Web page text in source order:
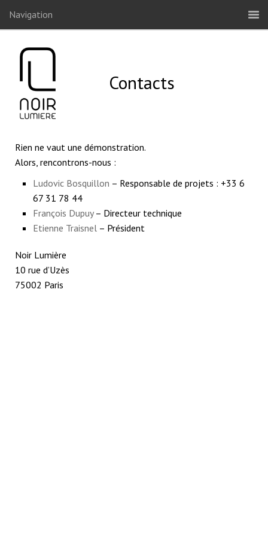
Navigation
Contacts
Rien ne vaut une démonstration.
Alors, rencontrons-nous :
Ludovic Bosquillon – Responsable de projets : +33 6
67 31 78 44‬
François Dupuy– Directeur technique
Etienne Traisnel – Président
Noir Lumière
10 rue d’Uzès
75002 Paris